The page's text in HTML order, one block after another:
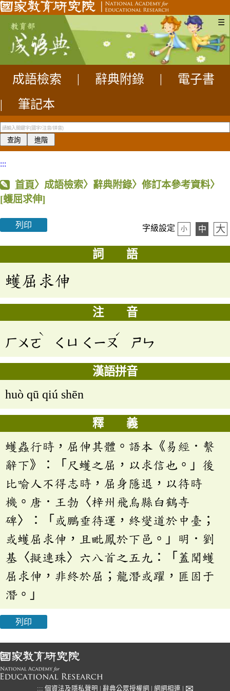
☰
成語檢索 辭典附錄
電子書
|
筆記本
:::
首頁〉成語檢索〉辭典附錄〉修訂本參考資料〉
[蠖屈求伸]
列印 字級設定 小 中 大
詞 語
蠖屈求伸
注 音
ㄏㄨㄛ
ˋ
ㄑㄩ ㄑㄧㄡ
ˊ
ㄕㄣ
漢語拼音
huò qū qiú shēn
釋 義
蠖蟲行時，屈伸其體。語本《易經．繫
辭下》：「尺蠖之屈，以求信也。」後
比喻人不得志時，屈身隱退，以待時
機。唐．王勃〈梓州飛烏縣白鶴寺
碑〉：「或鵬垂待運，終燮道於中臺；
或蠖屈求伸，且毗鳳於下邑。」明．劉
基〈擬連珠〉六八首之五九：「蓋聞蠖
屈求伸，非終於屈；龍潛或躍，匪固于
潛。」
列印
::: 個資法及隱私聲明 辭典公眾授權網 網網相連